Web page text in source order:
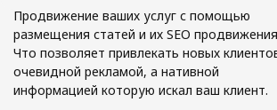
Продвижение ваших услуг с помощью
размещения статей и их SEO
Что позволяет привлекать новых
очевидной рекламой, а нативной
информацией которую искал ваш клиент.